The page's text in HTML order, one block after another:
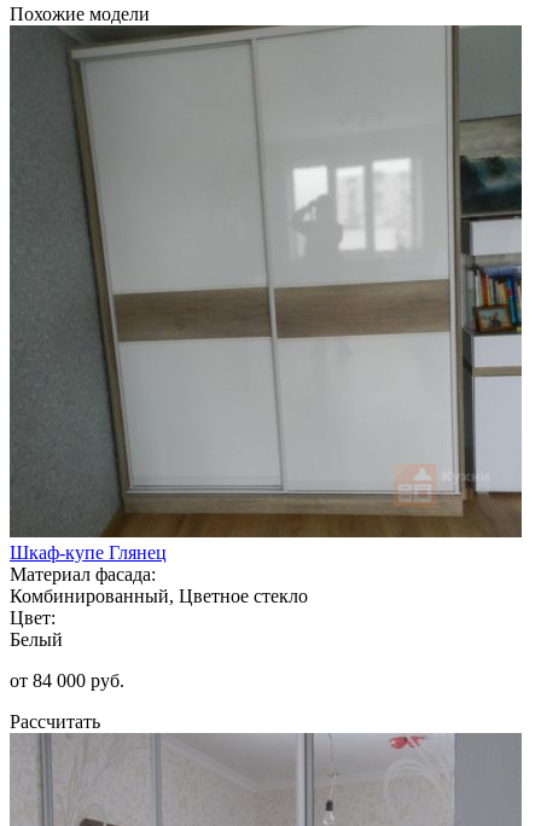
Похожие модели
Шкаф-купе Глянец
Материал фасада:
Комбинированный, Цветное стекло
Цвет:
Белый
от 84 000 руб.
Рассчитать